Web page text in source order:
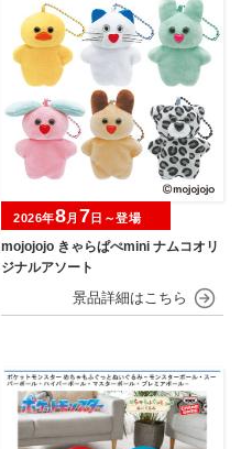
mojojojo きゃらぱぺmini ナムコオリ
ジナルアソート
2026年8月 7 日～登場